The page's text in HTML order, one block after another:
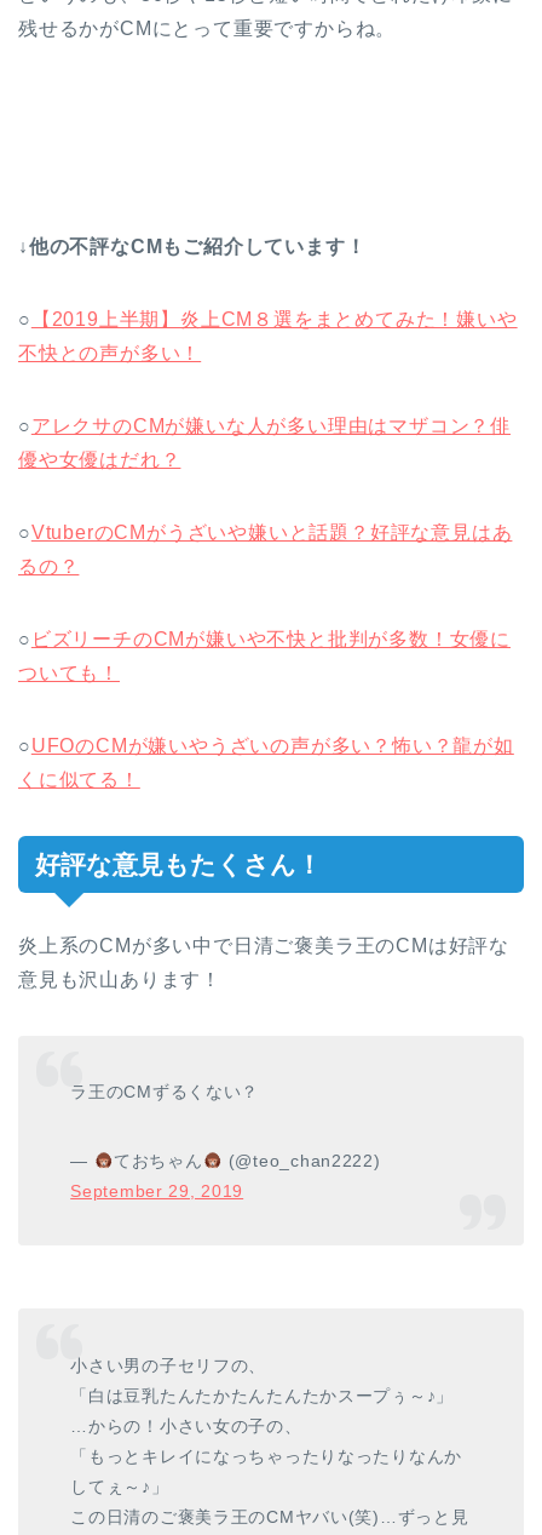
残せるかがCMにとって重要ですからね。
↓他の不評なCMもご紹介しています！
○
【2019上半期】炎上CM８選をまとめてみた！嫌いや
不快との声が多い！
○アレクサのCMが嫌いな人が多い理由はマザコン？俳
優や女優はだれ？
○VtuberのCMがうざいや嫌いと話題？好評な意見はあ
るの？
○ ビズリーチのCMが嫌いや不快と批判が多数！女優に
ついても！
○UFOのCMが嫌いやうざいの声が多い？怖い？龍が如
くに似てる！
好評な意見もたくさん！
炎上系のCMが多い中で日清ご褒美ラ王のCMは好評な
意見も沢山あります！
ラ王のCMずるくない？
— ておちゃん
(@teo_chan2222)
September 29, 2019
小さい男の子セリフの、
「白は豆乳たんたかたんたんたかスープぅ～♪」
…からの！小さい女の子の、
「もっとキレイになっちゃったりなったりなんか
してぇ～♪」
この日清のご褒美ラ王のCMヤバい(笑)…ずっと見